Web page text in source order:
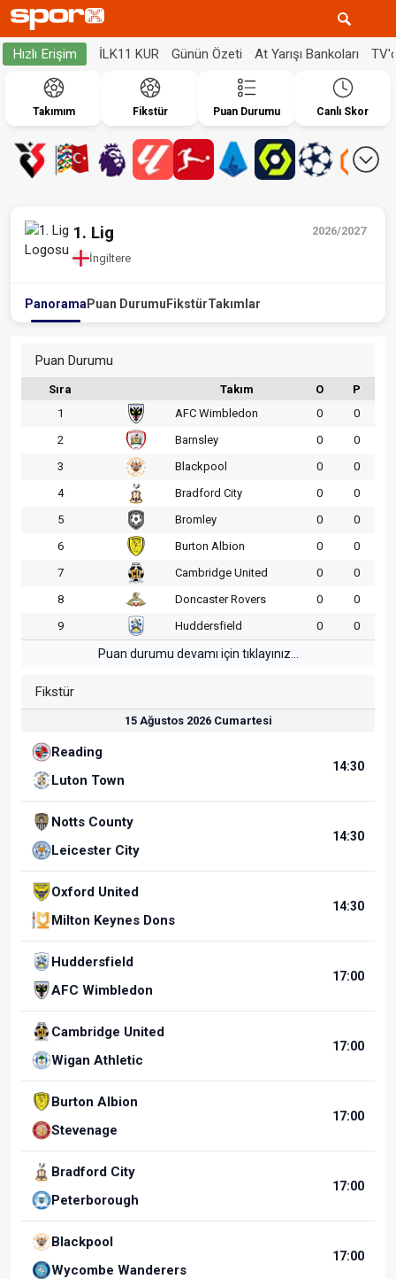
Hızlı Erişim İLK11 KUR Günün Özeti At Yarışı Bankoları
Takımım Fikstür Puan Durumu Canlı Skor
2026/2027
1. Lig
İngiltere
Panorama Puan Durumu FikstürTakımlar
Puan Durumu
Sıra Takım O
P
1
AFC Wimbledon 0
0
2
Barnsley 0
0
3
Blackpool 0
0
4
Bradford City 0
0
5
Bromley 0
0
6
Burton Albion 0
0
7
Cambridge United 0
0
8
Doncaster Rovers 0
0
9
Huddersfield 0 0
Puan durumu devamı için tıklayınız...
Fikstür
15 Ağustos 2026 Cumartesi
Reading
Luton Town
14:30
Notts County
Leicester City
14:30
Oxford United
Milton Keynes Dons
14:30
Huddersfield
AFC Wimbledon
17:00
Cambridge United
Wigan Athletic
17:00
Burton Albion
Stevenage
17:00
Bradford City
Peterborough
17:00
Blackpool
Wycombe Wanderers
17:00